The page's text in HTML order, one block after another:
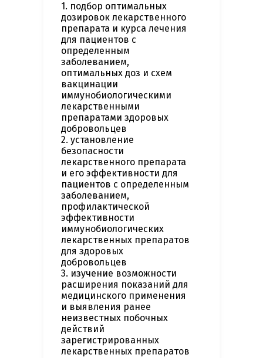
1. подбор оптимальных
дозировок лекарственного
препарата и курса лечения
для пациентов с
определенным
заболеванием,
оптимальных доз и схем
вакцинации
иммунобиологическими
лекарственными
препаратами здоровых
добровольцев
2. установление
безопасности
лекарственного препарата
и его эффективности для
пациентов с определенным
заболеванием,
профилактической
эффективности
иммунобиологических
лекарственных препаратов
для здоровых
добровольцев
3. изучение возможности
расширения показаний для
медицинского применения
и выявления ранее
неизвестных побочных
действий
зарегистрированных
лекарственных препаратов